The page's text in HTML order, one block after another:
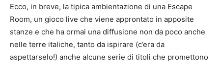
Ecco, in breve, la tipica ambientazione di una Escape
Room, un gioco live che viene approntato in apposite
stanze e che ha ormai una diffusione non da poco anche
nelle terre italiche, tanto da ispirare (c’era da
aspettarselo!) anche alcune serie di titoli che promettono